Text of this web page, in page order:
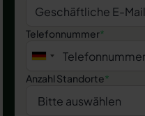
Telefonnummer*
Anzahl Standorte*